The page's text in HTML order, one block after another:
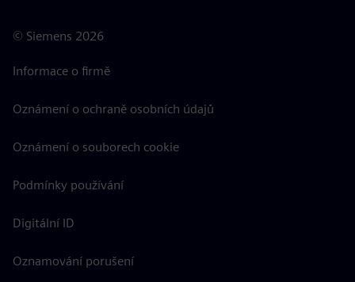
© Siemens 2026
Informace o firmě
Oznámení o ochraně osobních údajů
Oznámení o souborech cookie
Podmínky používání
Digitální ID
Oznamování porušení